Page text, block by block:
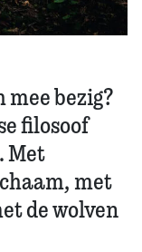
mee bezig?
filosoof
Met
met
de wolven